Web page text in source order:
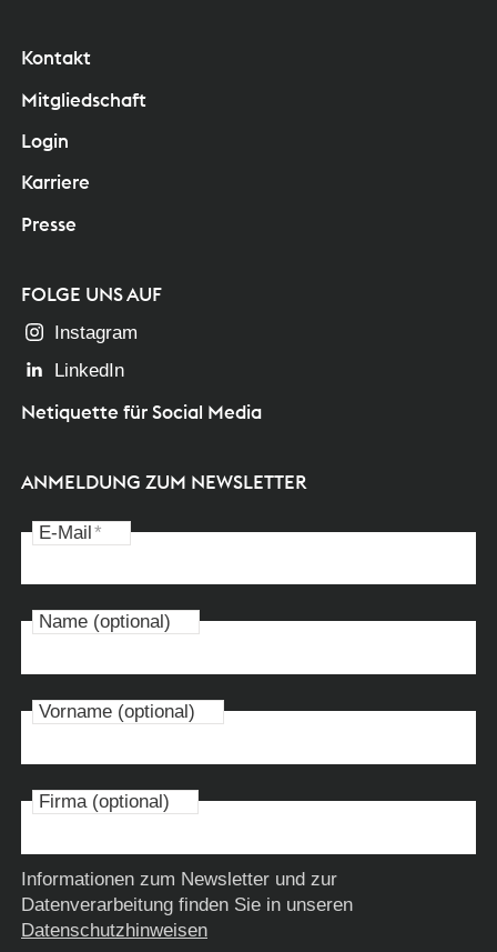
Kontakt
Mitgliedschaft
Login
Karriere
Presse
FOLGE UNS AUF
Instagram
LinkedIn
Netiquette für Social Media
ANMELDUNG ZUM NEWSLETTER
E-Mail*
Name (optional)
Vorname (optional)
Firma (optional)
Informationen zum Newsletter und zur
Datenverarbeitung finden Sie in unseren
Datenschutzhinweisen